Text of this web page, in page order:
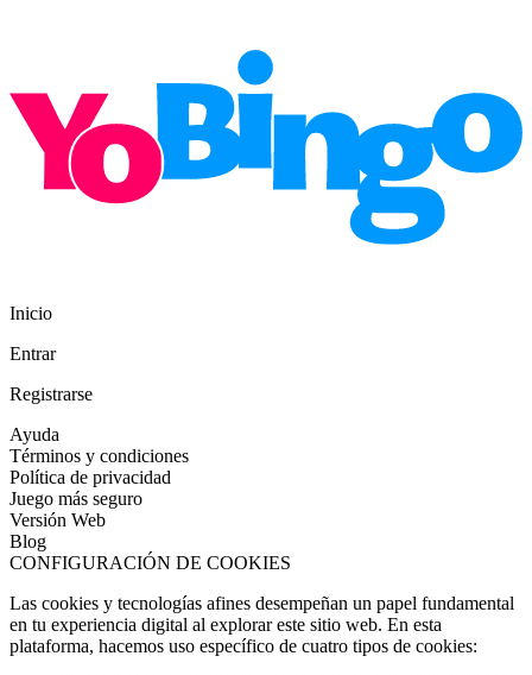
Inicio
Entrar
Registrarse
Ayuda
Términos y condiciones
Política de privacidad
Juego más seguro
Versión Web
Blog
CONFIGURACIÓN DE COOKIES
Las cookies y tecnologías afines desempeñan un papel fundamental
en tu experiencia digital al explorar este sitio web. En esta
plataforma, hacemos uso específico de cuatro tipos de cookies: